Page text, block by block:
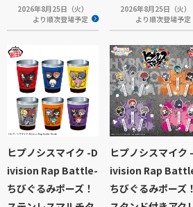
2026年8月25日（火）
より順次登場予定
2026年8月25日（火）
より順次登場予定
ヒプノシスマイク -D
ivision Rap Battle-
ちびぐるみポーズ！
ヒプノシスマイク
ivision Rap
ちびぐるみポーズ！